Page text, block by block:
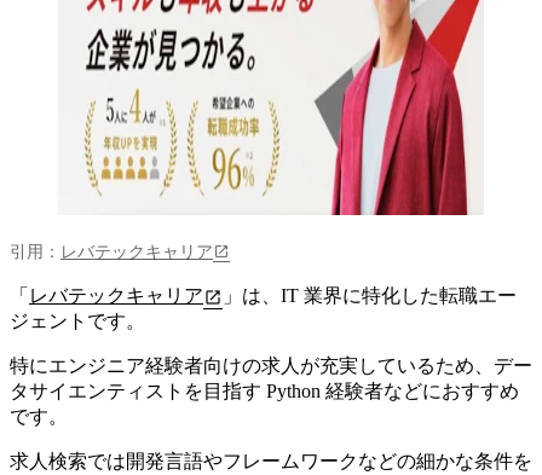
引用： レバテックキャリア
「 レバテックキャリア 」は、 IT 業界に特化した転職エー
ジェント です。
特にエンジニア経験者向けの求人が充実しているため、デー
タサイエンティストを目指す Python 経験者などにおすすめ
です。
求人検索では開発言語やフレームワークなどの細かな条件を